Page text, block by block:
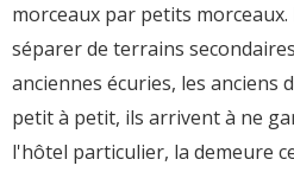
morceaux par petits
séparer de terrains
anciennes écuries, les anciens
petit à petit, ils arrivent à ne
l'hôtel particulier, la demeure